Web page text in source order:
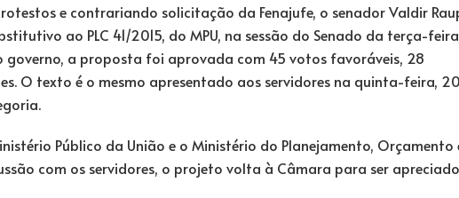
e contrariando solicitação da Fenajufe, o senador Valdir
ao PLC 41/2015, do MPU, na sessão do Senado da terça-
governo, a proposta foi aprovada com 45 votos favoráveis, 28
O texto é o mesmo apresentado aos servidores na quinta-feira,
Público da União e o Ministério do Planejamento, Orçamento
com os servidores, o projeto volta à Câmara para ser